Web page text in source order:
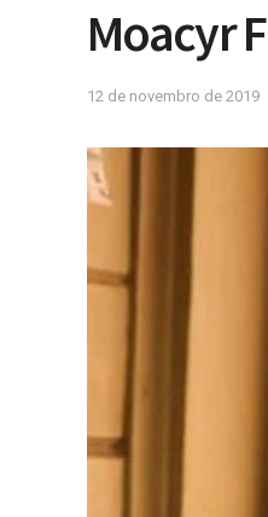
Moacyr
12 de novembro de 2019